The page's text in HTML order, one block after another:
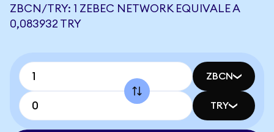
ZBCN/TRY: 1 ZEBEC NETWORK EQUIVALE A
0,083932 TRY
ZBCN
TRY